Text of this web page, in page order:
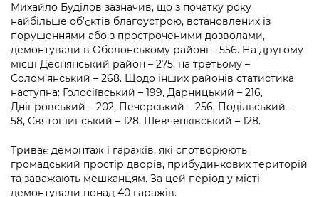
Михайло Буділов зазначив, що з початку року
найбільше об’єктів благоустрою, встановлених із
порушеннями або з простроченими дозволами,
демонтували в Оболонському районі – 556. На другому
місці Деснянський район – 275, на третьому –
Солом’янський – 268. Щодо інших районів статистика
наступна: Голосіївський – 199, Дарницький – 216,
Дніпровський – 202, Печерський – 256, Подільський –
58, Святошинський – 128, Шевченківський – 128.
Триває демонтаж і гаражів, які спотворюють
громадський простір дворів, прибудинкових територій
та заважають мешканцям. За цей період у місті
демонтували понад 40 гаражів.